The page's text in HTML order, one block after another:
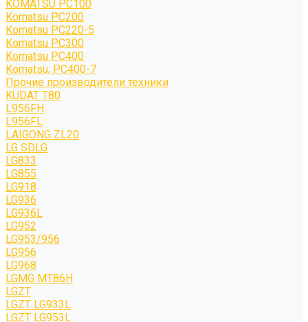
KOMATSU PC100
Komatsu PC200
Komatsu PC220-5
Komatsu PC300
Komatsu PC400
Komatsu; PC400-7
Прочие производители техники
KUDAT T80
L956FH
L956FL
LAIGONG ZL20
LG SDLG
LG833
LG855
LG918
LG936
LG936L
LG952
LG953/956
LG956
LG968
LGMG MT86H
LGZT
LGZT LG933L
LGZT LG953L